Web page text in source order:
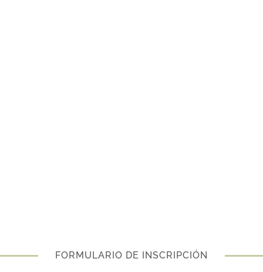
FORMULARIO DE INSCRIPCIÓN